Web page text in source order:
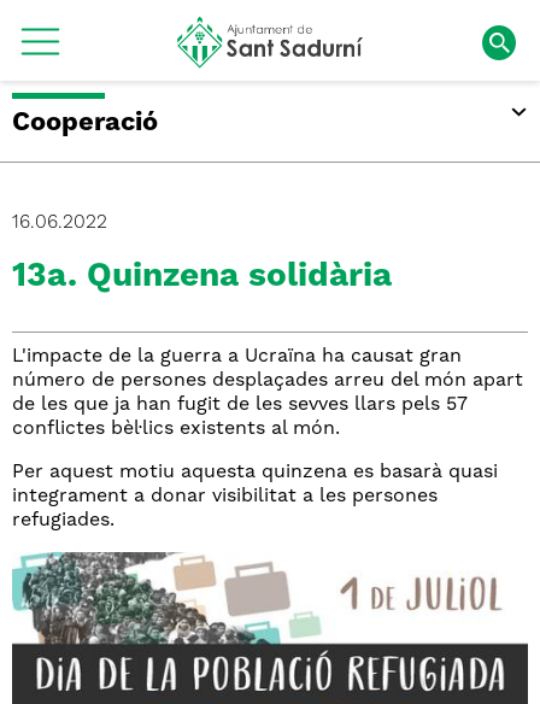
Cooperació
16.06.2022
13a. Quinzena solidària
L'impacte de la guerra a Ucraïna ha causat gran
número de persones desplaçades arreu del món apart
de les que ja han fugit de les sevves llars pels 57
conflictes bèl·lics existents al món.
Per aquest motiu aquesta quinzena es basarà quasi
integrament a donar visibilitat a les persones
refugiades.